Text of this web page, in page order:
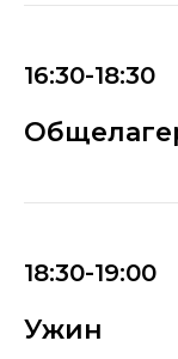
16:30-18:30
18:30-19:00
Ужин